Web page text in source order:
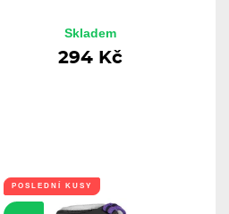
Skladem
294 Kč
POSLEDNÍ KUSY